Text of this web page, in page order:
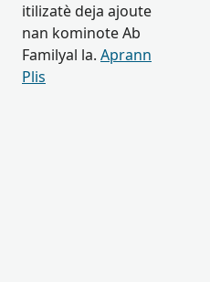
itilizatè deja ajoute
nan kominote Ab
Familyal la. Aprann
Plis